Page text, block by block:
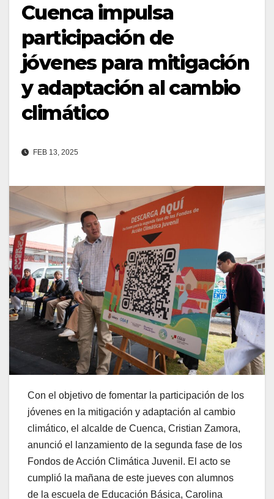
Cuenca impulsa
participación de
jóvenes para mitigación
y adaptación al cambio
climático
FEB 13, 2025
Con el objetivo de fomentar la participación de los
jóvenes en la mitigación y adaptación al cambio
climático, el alcalde de Cuenca, Cristian Zamora,
anunció el lanzamiento de la segunda fase de los
Fondos de Acción Climática Juvenil. El acto se
cumplió la mañana de este jueves con alumnos
de la escuela de Educación Básica, Carolina